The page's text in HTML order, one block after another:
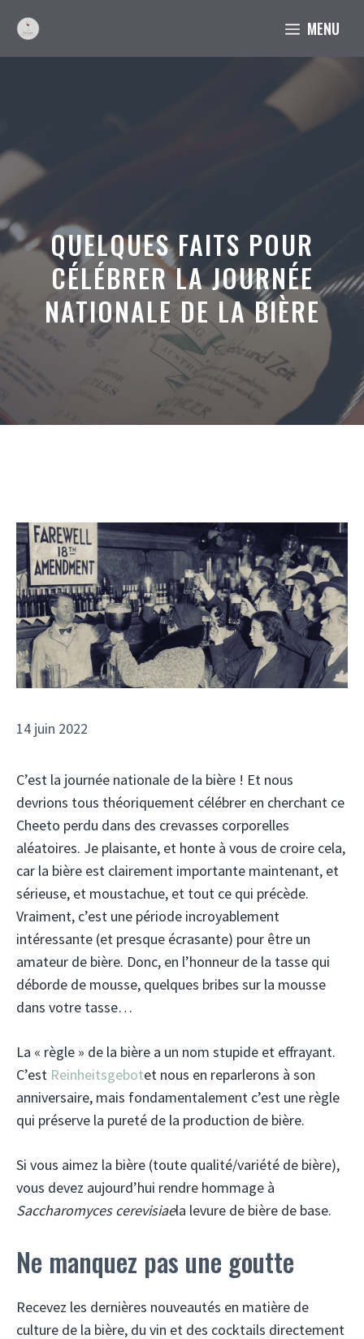
contenu
MENU
QUELQUES FAITS POUR
CÉLÉBRER LA JOURNÉE
NATIONALE DE LA BIÈRE
14 juin 2022
C’est la journée nationale de la bière ! Et nous
devrions tous théoriquement célébrer en cherchant ce
Cheeto perdu dans des crevasses corporelles
aléatoires. Je plaisante, et honte à vous de croire cela,
car la bière est clairement importante maintenant, et
sérieuse, et moustachue, et tout ce qui précède.
Vraiment, c’est une période incroyablement
intéressante (et presque écrasante) pour être un
amateur de bière. Donc, en l’honneur de la tasse qui
déborde de mousse, quelques bribes sur la mousse
dans votre tasse…
La « règle » de la bière a un nom stupide et effrayant.
C’est Reinheitsgebotet nous en reparlerons à son
anniversaire, mais fondamentalement c’est une règle
qui préserve la pureté de la production de bière.
Si vous aimez la bière (toute qualité/variété de bière),
vous devez aujourd’hui rendre hommage à
Saccharomyces cerevisiaela levure de bière de base.
Ne manquez pas une goutte
Recevez les dernières nouveautés en matière de
culture de la bière, du vin et des cocktails directement